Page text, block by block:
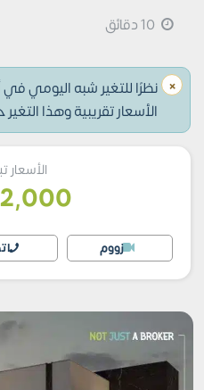
× نظرًا للتغير شبه اليومي في
الأسعار تقريبية وهذا
الأسعار
زووم